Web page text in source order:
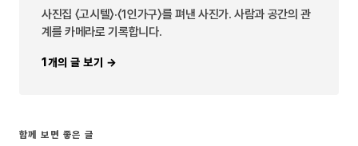
사진집 〈고시텔〉·〈1인가구〉를 펴낸 사진가. 사람과 공간의 관
계를 카메라로 기록합니다.
1개의 글 보기 →
함께 보면 좋은 글